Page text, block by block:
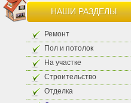
НАШИ РАЗДЕЛЫ
Ремонт
Пол и потолок
На участке
Строительство
Отделка